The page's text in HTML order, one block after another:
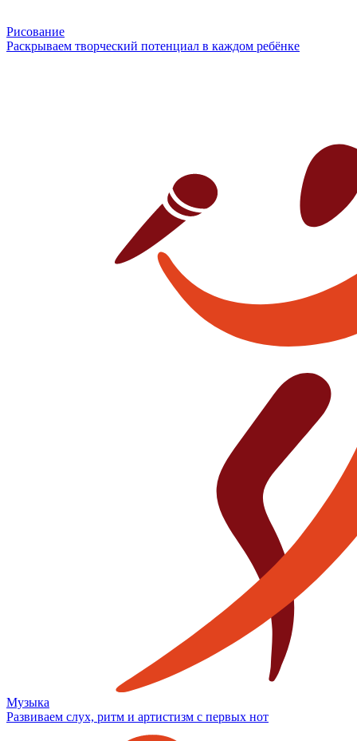
Рисование
Раскрываем творческий потенциал в каждом ребёнке
Музыка
Развиваем слух, ритм и артистизм с первых нот